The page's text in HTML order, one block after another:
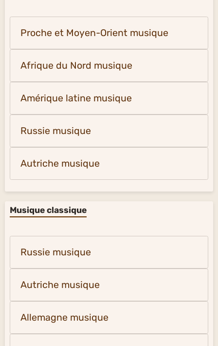
Proche et Moyen-Orient musique
Afrique du Nord musique
Amérique latine musique
Russie musique
Autriche musique
Musique classique
Russie musique
Autriche musique
Allemagne musique